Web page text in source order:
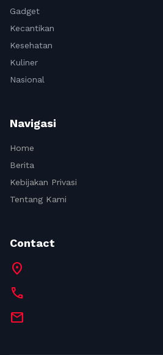
Gadget
Kecantikan
Kesehatan
Kuliner
Nasional
Navigasi
Home
Berita
Kebijakan Privasi
Tentang Kami
Contact
location_on
call
mail